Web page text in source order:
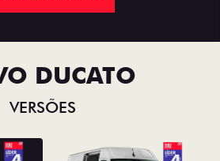
DUCATO
VERSÕES